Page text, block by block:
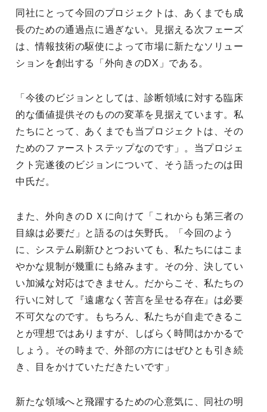
同社にとって今回のプロジェクトは、あくまでも成
長のための通過点に過ぎない。見据える次フェーズ
は、情報技術の駆使によって市場に新たなソリュー
ションを創出する「外向きのDX」である。
「今後のビジョンとしては、診断領域に対する臨床
的な価値提供そのものの変革を見据えています。私
たちにとって、あくまでも当プロジェクトは、その
ためのファーストステップなのです」。当プロジェ
クト完遂後のビジョンについて、そう語ったのは田
中氏だ。
また、外向きのＤＸに向けて「これからも第三者の
目線は必要だ」と語るのは矢野氏。「今回のよう
に、システム刷新ひとつおいても、私たちにはこま
やかな規制が幾重にも絡みます。その分、決してい
い加減な対応はできません。だからこそ、私たちの
行いに対して『遠慮なく苦言を呈せる存在』は必要
不可欠なのです。もちろん、私たちが自走できるこ
とが理想ではありますが、しばらく時間はかかるで
しょう。その時まで、外部の方にはぜひとも引き続
き、目をかけていただきたいです」
新たな領域へと飛躍するための心意気に、同社の明